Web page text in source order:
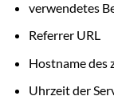
verwendetes
Referrer URL
Hostname des
Uhrzeit der